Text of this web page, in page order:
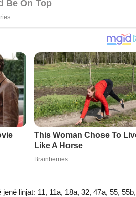
linjat: 11, 11a, 18a, 32, 47a, 55, 55b,